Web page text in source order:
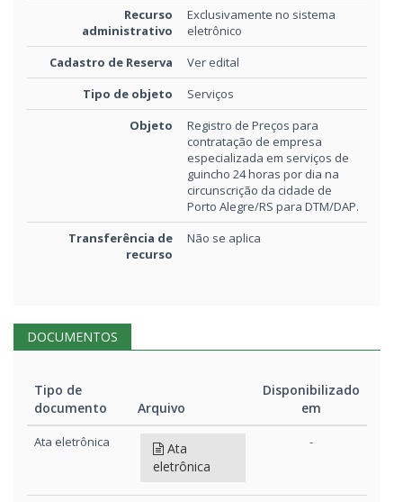
Recurso
administrativo
Exclusivamente no sistema
eletrônico
Cadastro de Reserva
Ver edital
Tipo de objeto
Serviços
Objeto
Registro de Preços para
contratação de empresa
especializada em serviços de
guincho 24 horas por dia na
circunscrição da cidade de
Porto Alegre/RS para DTM/DAP.
Transferência de
recurso
Não se aplica
DOCUMENTOS
Tipo de
documento
Arquivo
Disponibilizado
em
Tipo de
Ata eletrônica
Ata
eletrônica
-